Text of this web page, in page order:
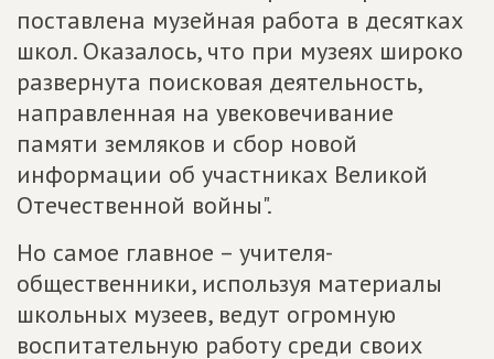
поставлена музейная работа в десятках
школ. Оказалось, что при музеях широко
развернута поисковая деятельность,
направленная на увековечивание
памяти земляков и сбор новой
информации об участниках Великой
Отечественной войны".
Но самое главное – учителя-
общественники, используя материалы
школьных музеев, ведут огромную
воспитательную работу среди своих